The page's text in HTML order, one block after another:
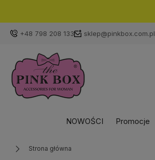
+48 798 208 133 sklep@pinkbox.com.pl
NOWOŚCI Promocje
Strona główna